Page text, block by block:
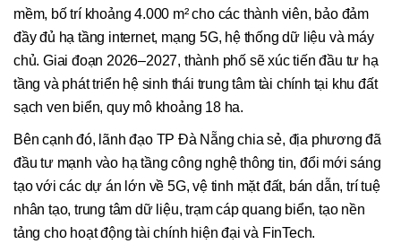
mềm, bố trí khoảng 4.000 m² cho các thành viên, bảo đảm
đầy đủ hạ tầng internet, mạng 5G, hệ thống dữ liệu và máy
chủ. Giai đoạn 2026–2027, thành phố sẽ xúc tiến đầu tư hạ
tầng và phát triển hệ sinh thái trung tâm tài chính tại khu đất
sạch ven biển, quy mô khoảng 18 ha.
Bên cạnh đó, lãnh đạo TP Đà Nẵng chia sẻ, địa phương đã
đầu tư mạnh vào hạ tầng công nghệ thông tin, đổi mới sáng
tạo với các dự án lớn về 5G, vệ tinh mặt đất, bán dẫn, trí tuệ
nhân tạo, trung tâm dữ liệu, trạm cáp quang biển, tạo nền
tảng cho hoạt động tài chính hiện đại và FinTech.